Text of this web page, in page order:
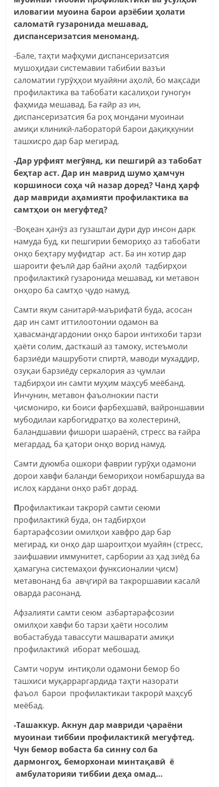
иловагии муоина барои арзёбии ҳолати
саломатӣ гузаронида мешавад,
диспансеризатсия меноманд.
-Бале, таҳти мафҳуми диспансеризатсия
мушоҳидаи системавии табибии вазъи
саломатии гурӯҳҳои муайяни аҳолӣ, бо мақсади
профилактика ва табобати касалиҳои гуногун
фаҳмида мешавад. Ба ғайр аз ин,
диспансеризатсия ба роҳ мондани муоинаи
амиқи клиникӣ-лабораторӣ барои дақиқкунии
ташхисро дар бар мегирад.
-Дар урфият мегӯянд, ки пешгирӣ аз табобат
беҳтар аст. Дар ин маврид шумо ҳамчун
коршиноси соҳа чӣ назар доред? Чанд ҳарф
дар мавриди аҳамияти профилактика ва
самтҳои он мегуфтед?
-Воқеан ҳанӯз аз гузаштаи дури дур инсон дарк
намуда буд, ки пешгирии бемориҳо аз табобати
онҳо беҳтару муфидтар аст. Ба ин хотир дар
шароити феълӣ дар байни аҳолӣ тадбирҳои
профилактикӣ гузаронида мешавад, ки метавон
онҳоро ба самтҳо ҷудо намуд.
Самти якум санитарӣ-маърифатӣ буда, асосан
дар ин самт иттилоотонии одамон ва
ҳавасмандгардонии онҳо барои интихоби тарзи
ҳаёти солим, дасткашӣ аз тамоку, истеъмоли
барзиёди машруботи спиртӣ, маводи мухаддир,
озуқаи барзиёду серкалория аз ҷумлаи
тадбирҳои ин самти муҳим маҳсуб меёбанд.
Инчунин, метавон фаъолнокии пасти
ҷисмониро, ки боиси фарбеҳшавӣ, вайроншавии
мубодилаи карбогидратҳо ва холестеринӣ,
баландшавии фишори шараёнӣ, стресс ва ғайра
мегардад, ба қатори онҳо ворид намуд.
Самти дуюмба ошкори фаврии гурӯҳи одамони
дорои хавфи баланди бемориҳои номбаршуда ва
ислоҳ кардани онҳо рабт дорад.
Профилактикаи такрорӣ самти сеюми
профилактикӣ буда, он тадбирҳои
бартарафсозии омилҳои хавфро дар бар
мегирад, ки онҳо дар шароитҳои муайян (стресс,
заифшавии иммунитет, сарбории аз ҳад зиёд ба
ҳамагуна системаҳои функсионалии ҷисм)
метавонанд ба авҷгирӣ ва такроршавии касалӣ
оварда расонанд.
Афзалияти самти сеюм азбартарафсозии
омилҳои хавфи бо тарзи ҳаёти носолим
вобастабуда тавассути машварати амиқи
профилактикӣ иборат мебошад.
Самти чорум интиқоли одамони бемор бо
ташхиси муқарраргардида таҳти назорати
фаъол барои профилактикаи такрорӣ маҳсуб
меёбад.
-Ташаккур. Акнун дар мавриди ҷараёни
муоинаи тиббии профилактикӣ мегуфтед.
Чун бемор вобаста ба синну сол ба
дармонгоҳ, беморхонаи минтақавӣ ё
амбулаторияи тиббии деҳа омад…